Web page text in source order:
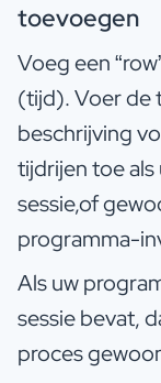
toevoegen
Voeg een
(tijd). Voer de
beschrijving
tijdrijen toe
sessie,of
programma-
Als uw
sessie bevat,
proces